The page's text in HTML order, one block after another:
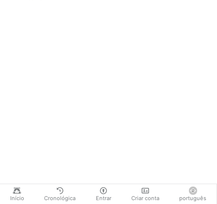
Início Cronológica Entrar Criar conta português